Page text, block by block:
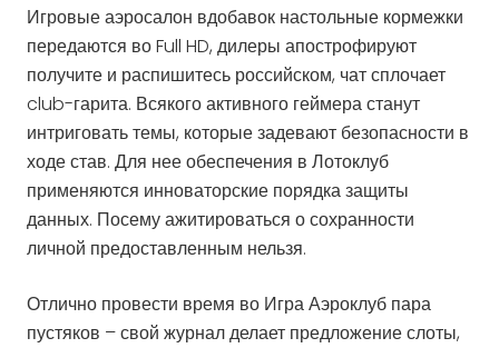
Игровые аэросалон вдобавок настольные кормежки
передаются во Full HD, дилеры апострофируют
получите и распишитесь российском, чат сплочает
club-гарита. Всякого активного геймера станут
интриговать темы, которые задевают безопасности в
ходе став. Для нее обеспечения в Лотоклуб
применяются инноваторские порядка защиты
данных. Посему ажитироваться о сохранности
личной предоставленным нельзя.
Отлично провести время во Игра Аэроклуб пара
пустяков – свой журнал делает предложение слоты,